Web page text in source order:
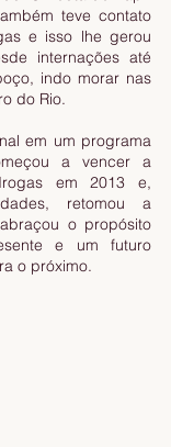
teve contato
e isso lhe gerou
internações até
indo morar nas
do Rio.
em um programa
a vencer a
em 2013 e,
retomou a
o propósito
e um futuro
o próximo.